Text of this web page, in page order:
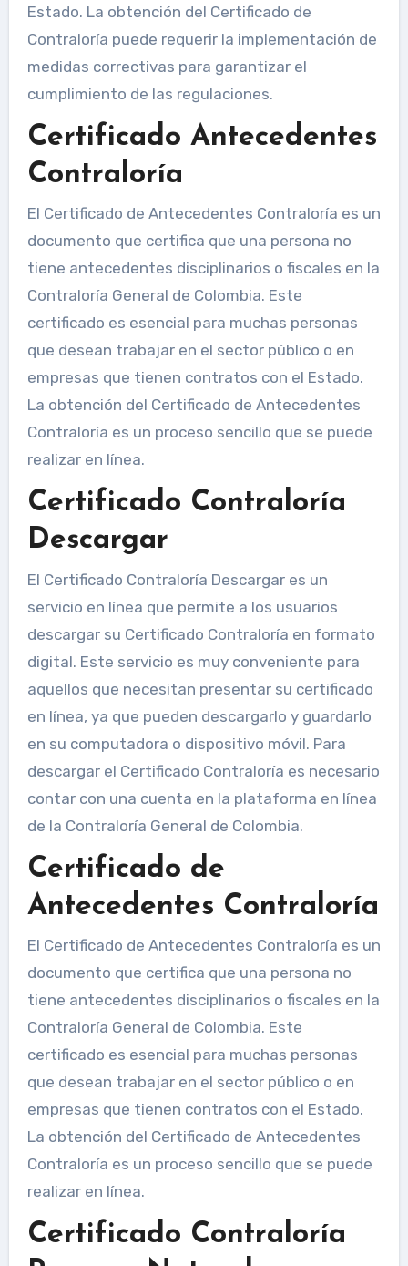
Estado. La obtención del Certificado de
Contraloría puede requerir la implementación de
medidas correctivas para garantizar el
cumplimiento de las regulaciones.
Certificado Antecedentes
Contraloría
El Certificado de Antecedentes Contraloría es un
documento que certifica que una persona no
tiene antecedentes disciplinarios o fiscales en la
Contraloría General de Colombia. Este
certificado es esencial para muchas personas
que desean trabajar en el sector público o en
empresas que tienen contratos con el Estado.
La obtención del Certificado de Antecedentes
Contraloría es un proceso sencillo que se puede
realizar en línea.
Certificado Contraloría
Descargar
El Certificado Contraloría Descargar es un
servicio en línea que permite a los usuarios
descargar su Certificado Contraloría en formato
digital. Este servicio es muy conveniente para
aquellos que necesitan presentar su certificado
en línea, ya que pueden descargarlo y guardarlo
en su computadora o dispositivo móvil. Para
descargar el Certificado Contraloría es necesario
contar con una cuenta en la plataforma en línea
de la Contraloría General de Colombia.
Certificado de
Antecedentes Contraloría
El Certificado de Antecedentes Contraloría es un
documento que certifica que una persona no
tiene antecedentes disciplinarios o fiscales en la
Contraloría General de Colombia. Este
certificado es esencial para muchas personas
que desean trabajar en el sector público o en
empresas que tienen contratos con el Estado.
La obtención del Certificado de Antecedentes
Contraloría es un proceso sencillo que se puede
realizar en línea.
Certificado Contraloría